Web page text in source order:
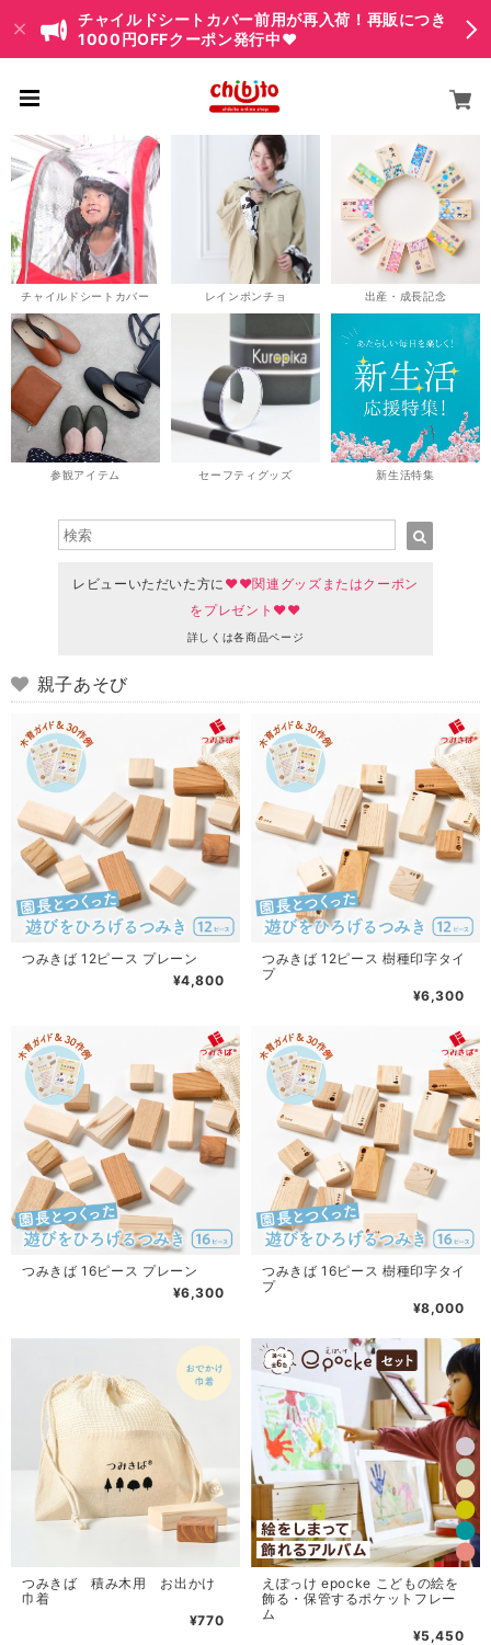
チャイルドシートカバー前用が再入荷！再販につき
1000円OFFクーポン発行中♥
チャイルドシートカバー レインポンチョ 出産・成長記念
参観アイテム セーフティグッズ 新生活特集
レビューいただいた方に ♥♥関連グッズまたはクーポン
をプレゼント♥♥
詳しくは各商品ページ
親子あそび
つみきば 12ピース プレーン
¥4,800
つみきば 12ピース 樹種印字タイ
プ
¥6,300
つみきば 16ピース プレーン
¥6,300
つみきば 16ピース 樹種印字タイ
プ
¥8,000
つみきば 積み木用 お出かけ
巾着
¥770
えぽっけ epocke こどもの絵を
飾る・保管するポケットフレー
ム
¥5,450